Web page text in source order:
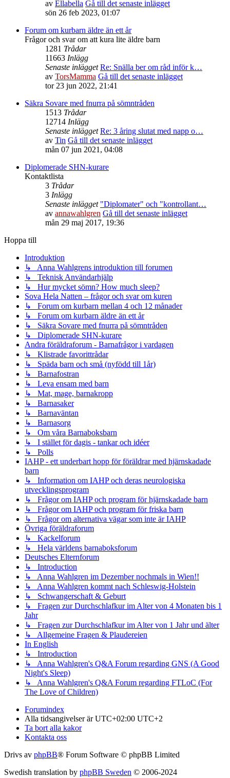
av Ellabella Gå till det senaste inlägget
sön 26 feb 2023, 01:07
Forum om kurbarn äldre än ett år
Frågor och svar om att kura lite äldre barn
1281 Trådar
11663 Inlägg
Senaste inlägget Re: Snälla ber om råd inför k…
av TorsMamma Gå till det senaste inlägget
tor 23 jun 2022, 21:41
Säkra Sovare med fnurra på sömntråden
1513 Trådar
12714 Inlägg
Senaste inlägget Re: 3 åring slutat med napp o…
av Tin Gå till det senaste inlägget
mån 07 jun 2021, 04:08
Diplomerade SHN-kurare
Kontaktlista
3 Trådar
3 Inlägg
Senaste inlägget "Diplomater" och "kontrollant…
av annawahlgren Gå till det senaste inlägget
mån 29 maj 2017, 19:36
Hoppa till
Introduktion
↳ Anna Wahlgrens introduktion till forumen
↳ Teknisk Användarhjälp
↳ Hur mycket sömn? How much sleep?
Sova Hela Natten – frågor och svar om kuren
↳ Forum om kurbarn mellan 4 och 12 månader
↳ Forum om kurbarn äldre än ett år
↳ Säkra Sovare med fnurra på sömntråden
↳ Diplomerade SHN-kurare
Andra föräldraforum - Barnafrågor i vardagen
↳ Klistrade favorittrådar
↳ Späda barn och små (nyfödd till 1år)
↳ Barnafostran
↳ Leva ensam med barn
↳ Mat, mage, barnakropp
↳ Barnasaker
↳ Barnaväntan
↳ Barnasorg
↳ Om våra Barnaboksbarn
↳ I stället för dagis - tankar och idéer
↳ Polls
IAHP - ett underbart hopp för föräldrar med hjärnskadade
barn
↳ Information om IAHP och deras neurologiska
utvecklingsprogram
↳ Frågor om IAHP och program för hjärnskadade barn
↳ Frågor om IAHP och program för friska barn
↳ Frågor om alternativa vägar som inte är IAHP
Övriga föräldraforum
↳ Kackelforum
↳ Hela världens barnaboksforum
Deutsches Elternforum
↳ Introduction
↳ Anna Wahlgren im Dezember nochmals in Wien!!
↳ Anna Wahlgren kommt nach Schleswig-Holstein
↳ Schwangerschaft & Geburt
↳ Fragen zur Durchschlafkur im Alter von 4 Monaten bis 1
Jahr
↳ Fragen zur Durchschlafkur im Alter von 1 Jahr und älter
↳ Allgemeine Fragen & Plaudereien
In English
↳ Introduction
↳ Anna Wahlgren's Q&A Forum regarding GNS (A Good
Night's Sleep)
↳ Anna Wahlgren's Q&A Forum regarding FTLoC (For
The Love of Children)
Forumindex
Alla tidsangivelser är UTC+02:00 UTC+2
Ta bort alla kakor
Kontakta oss
Drivs av phpBB® Forum Software © phpBB Limited
Swedish translation by phpBB Sweden © 2006-2024